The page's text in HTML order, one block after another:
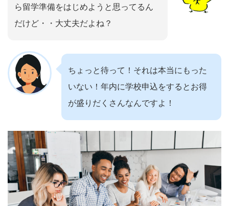
ら留学準備をはじめようと思ってるん
だけど・・大丈夫だよね？
ちょっと待って！それは本当にもった
いない！年内に学校申込をするとお得
が盛りだくさんなんですよ！